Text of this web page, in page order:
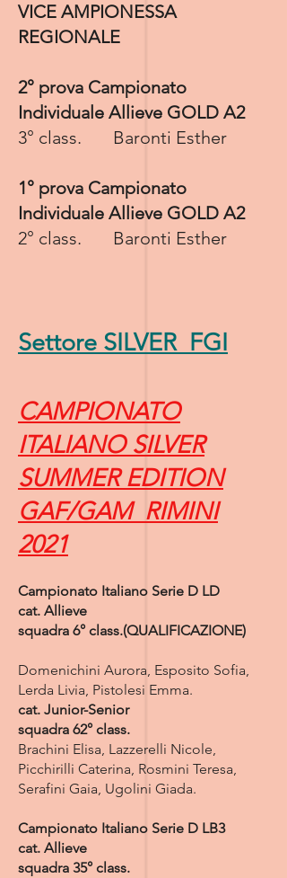
VICE AMPIONESSA
REGIONALE
2° prova Campionato
Individuale Allieve GOLD A2​
3° class. Baronti Esther
1° prova Campionato
Individuale Allieve GOLD A2
2° class. Baronti Esther
Settore SILVER FGI
CAMPIONATO
ITALIANO SILVER
SUMMER EDITION
GAF/GAM RIMINI
2021
Campionato Italiano Serie D LD
cat. Allieve
squadra 6° class.(QUALIFICAZIONE)
Domenichini Aurora, Esposito Sofia,
Lerda Livia, Pistolesi Emma.
cat. Junior-Senior
squadra 62° class.
Brachini Elisa, Lazzerelli Nicole,
Picchirilli Caterina, Rosmini Teresa,
Serafini Gaia, Ugolini Giada.
Campionato Italiano Serie D LB3
cat. Allieve
squadra 35° class.